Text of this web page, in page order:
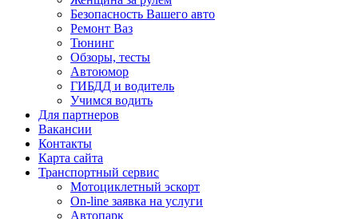
Безопасность Вашего авто
Ремонт Ваз
Тюнинг
Обзоры, тесты
Автоюмор
ГИБДД и водитель
Учимся водить
Для партнеров
Вакансии
Контакты
Карта сайта
Транспортный сервис
Мотоциклетный эскорт
On-line заявка на услуги
Автопарк